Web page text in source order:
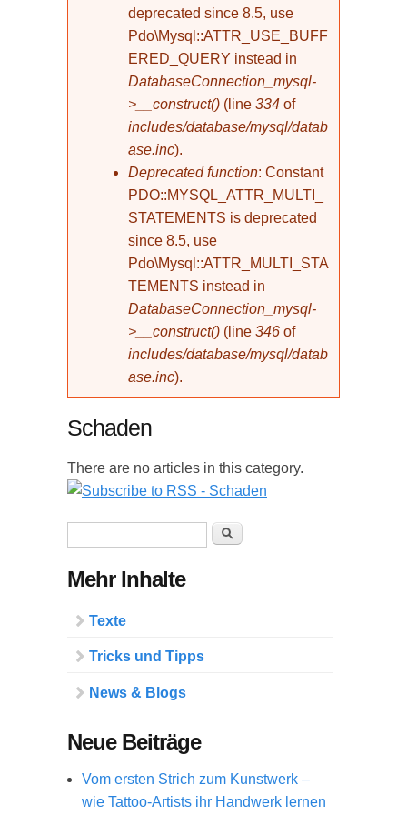
deprecated since 8.5, use
Pdo\Mysql::ATTR_USE_BUFF
ERED_QUERY instead in
DatabaseConnection_mysql-
>__construct() (line 334 of
includes/database/mysql/datab
ase.inc).
Deprecated function: Constant
PDO::MYSQL_ATTR_MULTI_
STATEMENTS is deprecated
since 8.5, use
Pdo\Mysql::ATTR_MULTI_STA
TEMENTS instead in
DatabaseConnection_mysql-
>__construct() (line 346 of
includes/database/mysql/datab
ase.inc).
Schaden
There are no articles in this category.
Suche
Mehr Inhalte
Texte
Tricks und Tipps
News & Blogs
Neue Beiträge
Vom ersten Strich zum Kunstwerk –
wie Tattoo-Artists ihr Handwerk lernen